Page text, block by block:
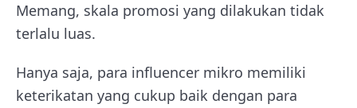
Memang, skala promosi yang dilakukan tidak
terlalu luas.
Hanya saja, para influencer mikro memiliki
keterikatan yang cukup baik dengan para